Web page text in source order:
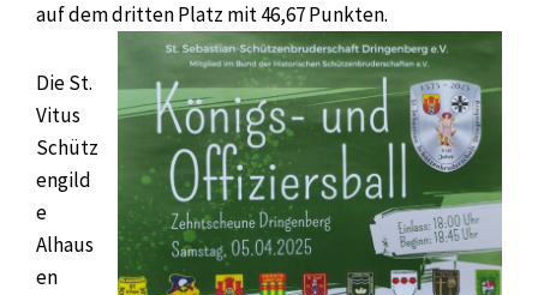
auf dem dritten Platz mit 46,67 Punkten.
Die St.
Vitus
Schütz
engild
e
Alhaus
en